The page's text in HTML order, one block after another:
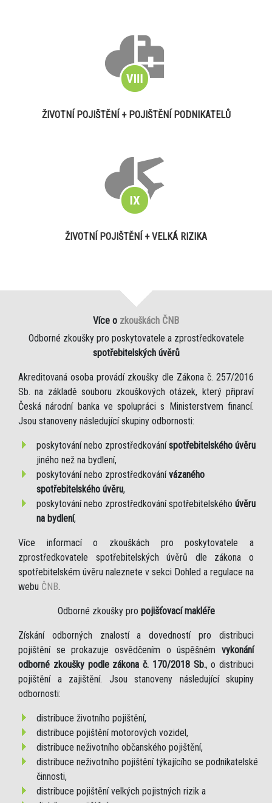
ŽIVOTNÍ POJIŠTĚNÍ + POJIŠTĚNÍ PODNIKATELŮ
ŽIVOTNÍ POJIŠTĚNÍ + VELKÁ RIZIKA
Více o zkouškách ČNB
Odborné zkoušky pro poskytovatele a zprostředkovatele
spotřebitelských úvěrů
Akreditovaná osoba provádí zkoušky dle Zákona č. 257/2016
Sb. na základě souboru zkouškových otázek, který připraví
Česká národní banka ve spolupráci s Ministerstvem financí.
Jsou stanoveny následující skupiny odbornosti:
poskytování nebo zprostředkováníspotřebitelského úvěru
jiného než na bydlení,
poskytování nebo zprostředkovánívázaného
spotřebitelského úvěru,
poskytování nebo zprostředkování spotřebitelského úvěru
na bydlení,
Více informací o zkouškách pro poskytovatele a
zprostředkovatele spotřebitelských úvěrů dle zákona o
spotřebitelském úvěru naleznete v sekci Dohled a regulace na
webu ČNB.
Odborné zkoušky pro pojišťovací makléře
Získání odborných znalostí a dovedností pro distribuci
pojištění se prokazuje osvědčením o úspěšném vykonání
odborné zkoušky podle zákona č. 170/2018 Sb., o distribuci
pojištění a zajištění. Jsou stanoveny následující skupiny
odbornosti:
distribuce životního pojištění,
distribuce pojištění motorových vozidel,
distribuce neživotního občanského pojištění,
distribuce neživotního pojištění týkajícího se podnikatelské
činnosti,
distribuce pojištění velkých pojistných rizik a